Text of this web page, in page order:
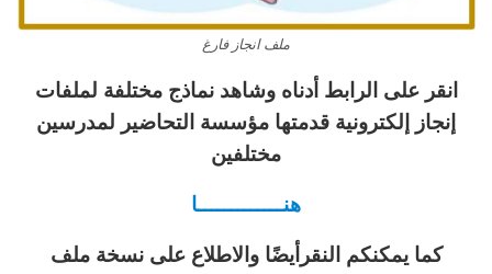
ملف انجاز فارغ
انقر على الرابط أدناه وشاهد نماذج مختلفة لملفات
إنجاز إلكترونية قدمتها مؤسسة التحاضير لمدرسين
مختلفين
هنـــــــــــــا
كما يمكنكم النقرأيضًا والاطلاع على نسخة ملف